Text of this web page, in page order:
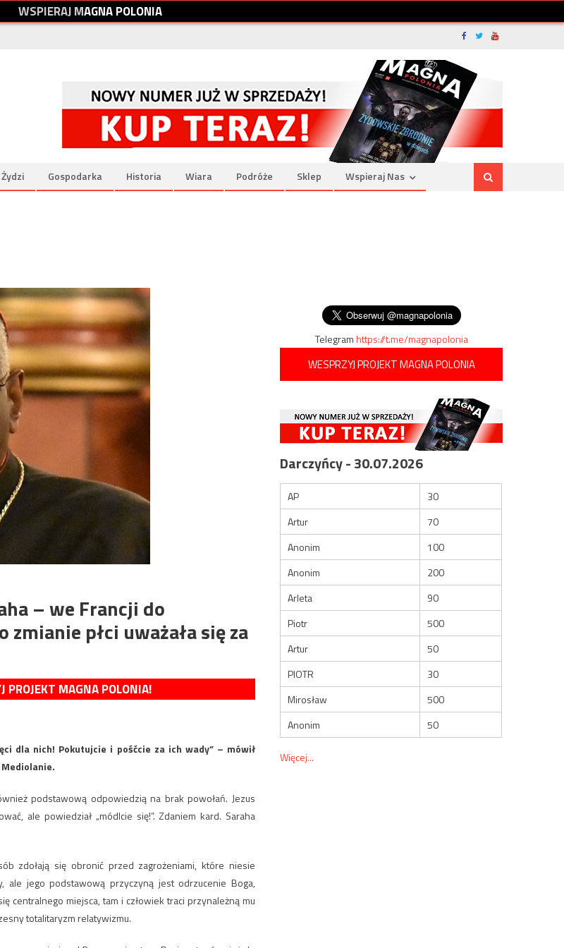
WSPIERAJMAGNAPOLONIA
Żydzi Gospodarka Historia Wiara Podróże Sklep Wspieraj Nas
– we Francji do
płci uważała się za
PROJEKT MAGNA POLONIA!
dla nich! Pokutujcie i pośćcie za ich wady” – mówił
podstawową odpowiedzią na brak powołań. Jezus
ale powiedział „módlcie się!”. Zdaniem kard. Saraha
zdołają się obronić przed zagrożeniami, które niesie
ale jego podstawową przyczyną jest odrzucenie Boga,
centralnego miejsca, tam i człowiek traci przynależną mu
totalitaryzm relatywizmu.
Telegramhttps://t.me/magnapolonia
WESPRZYJ PROJEKT MAGNA POLONIA
Darczyńcy - 30.07.2026
AP
30
Artur
70
Anonim
100
Anonim
200
Arleta
90
Piotr
500
Artur
50
PIOTR
30
Mirosław
500
Anonim
50
Więcej...